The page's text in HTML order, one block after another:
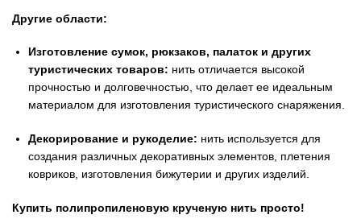
Другие области:
Изготовление сумок, рюкзаков, палаток и других
туристических товаров: нить отличается высокой
прочностью и долговечностью, что делает ее идеальным
материалом для изготовления туристического снаряжения.
Декорирование и рукоделие: нить используется для
создания различных декоративных элементов, плетения
ковриков, изготовления бижутерии и других изделий.
Купить полипропиленовую крученую нить просто!